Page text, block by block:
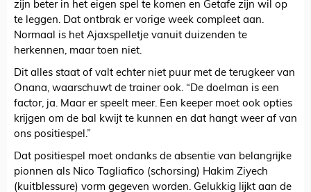
zijn beter in het eigen spel te komen en Getafe zijn wil op
te leggen. Dat ontbrak er vorige week compleet aan.
Normaal is het Ajaxspelletje vanuit duizenden te
herkennen, maar toen niet.
Dit alles staat of valt echter niet puur met de terugkeer van
Onana, waarschuwt de trainer ook. “De doelman is een
factor, ja. Maar er speelt meer. Een keeper moet ook opties
krijgen om de bal kwijt te kunnen en dat hangt weer af van
ons positiespel.”
Dat positiespel moet ondanks de absentie van belangrijke
pionnen als Nico Tagliafico (schorsing) Hakim Ziyech
(kuitblessure) vorm gegeven worden. Gelukkig lijkt aan de